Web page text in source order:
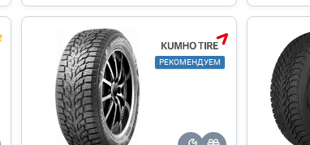
РЕКОМЕНДУЕМ